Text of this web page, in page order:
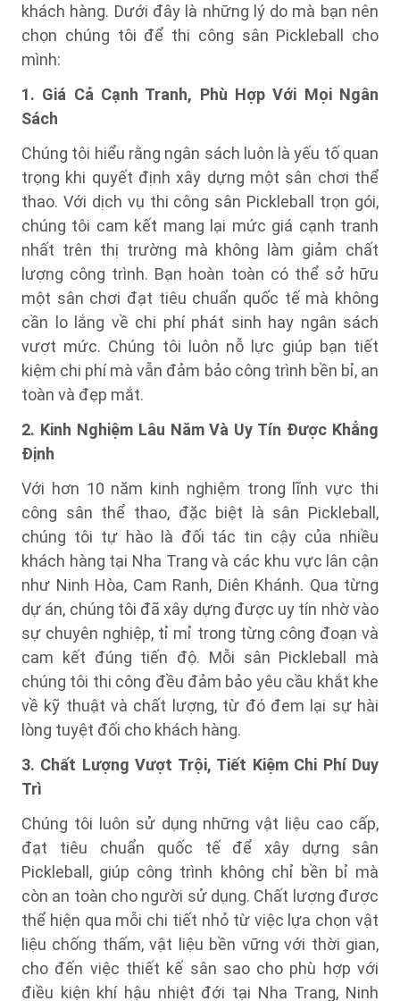
khách hàng. Dưới đây là những lý do mà bạn nên
chọn chúng tôi để thi công sân Pickleball cho
mình:
1. Giá Cả Cạnh Tranh, Phù Hợp Với Mọi Ngân
Sách
Chúng tôi hiểu rằng ngân sách luôn là yếu tố quan
trọng khi quyết định xây dựng một sân chơi thể
thao. Với dịch vụ thi công sân Pickleball trọn gói,
chúng tôi cam kết mang lại mức giá cạnh tranh
nhất trên thị trường mà không làm giảm chất
lượng công trình. Bạn hoàn toàn có thể sở hữu
một sân chơi đạt tiêu chuẩn quốc tế mà không
cần lo lắng về chi phí phát sinh hay ngân sách
vượt mức. Chúng tôi luôn nỗ lực giúp bạn tiết
kiệm chi phí mà vẫn đảm bảo công trình bền bỉ, an
toàn và đẹp mắt.
2. Kinh Nghiệm Lâu Năm Và Uy Tín Được Khẳng
Định
Với hơn 10 năm kinh nghiệm trong lĩnh vực thi
công sân thể thao, đặc biệt là sân Pickleball,
chúng tôi tự hào là đối tác tin cậy của nhiều
khách hàng tại Nha Trang và các khu vực lân cận
như Ninh Hòa, Cam Ranh, Diên Khánh. Qua từng
dự án, chúng tôi đã xây dựng được uy tín nhờ vào
sự chuyên nghiệp, tỉ mỉ trong từng công đoạn và
cam kết đúng tiến độ. Mỗi sân Pickleball mà
chúng tôi thi công đều đảm bảo yêu cầu khắt khe
về kỹ thuật và chất lượng, từ đó đem lại sự hài
lòng tuyệt đối cho khách hàng.
3. Chất Lượng Vượt Trội, Tiết Kiệm Chi Phí Duy
Trì
Chúng tôi luôn sử dụng những vật liệu cao cấp,
đạt tiêu chuẩn quốc tế để xây dựng sân
Pickleball, giúp công trình không chỉ bền bỉ mà
còn an toàn cho người sử dụng. Chất lượng được
thể hiện qua mỗi chi tiết nhỏ từ việc lựa chọn vật
liệu chống thấm, vật liệu bền vững với thời gian,
cho đến việc thiết kế sân sao cho phù hợp với
điều kiện khí hậu nhiệt đới tại Nha Trang, Ninh